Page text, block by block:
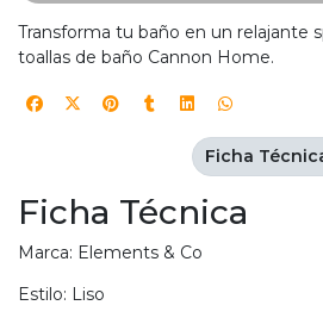
Transforma tu baño en un relajante
toallas de baño Cannon Home.
Ficha Técnica
Marca: Elements & Co
Estilo: Liso
Ficha